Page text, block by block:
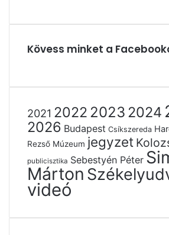
Kövess minket a
2021 2022 2023 2024
2026 Budapest Csíkszereda
Rezső Múzeum jegyzet
publicisztika Sebestyén Péter
Márton
videó